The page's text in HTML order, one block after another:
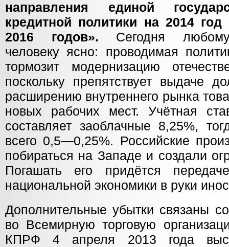
направления единой
кредитной политики на 2014
2016 годов». Сегодня
человеку ясно: проводимая
тормозит модернизацию
поскольку препятствует выдаче
расширению внутреннего рынка
новых рабочих мест. Учётная
составляет заоблачные 8,25%,
всего 0,5—0,25%. Российские
побираться на Западе и создали
Погашать его придётся
национальной экономики в руки
Дополнительные убытки связаны
во Всемирную торговую
КПРФ 4 апреля 2013 года